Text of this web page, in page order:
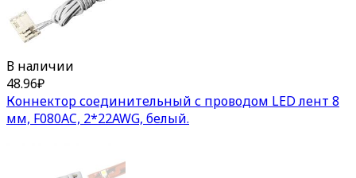
В наличии
48.96₽
Коннектор соединительный с проводом LED лент 8
мм, F080AC, 2*22AWG, белый.